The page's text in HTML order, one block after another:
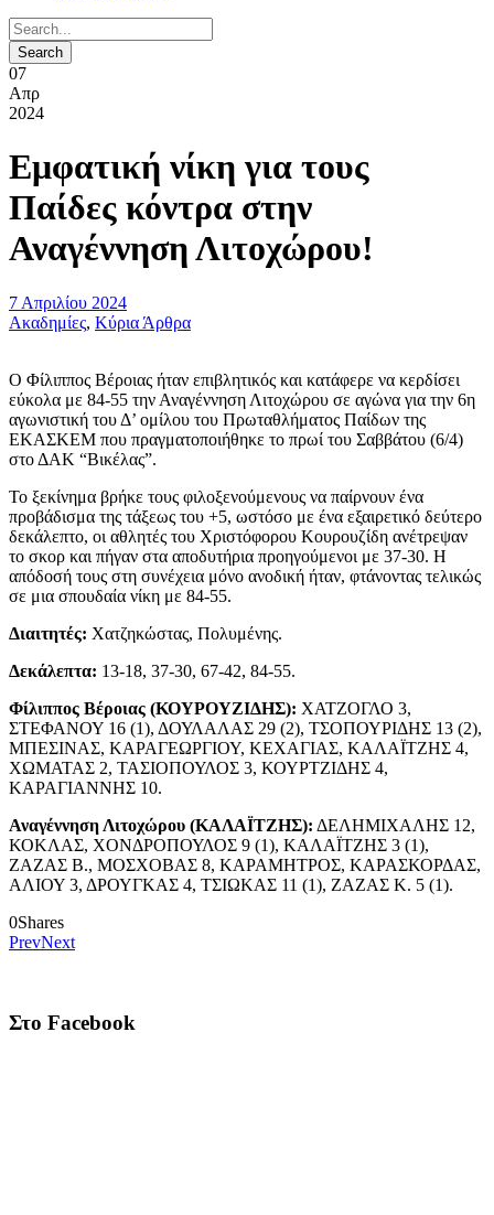
07
Απρ
2024
Εμφατική νίκη για τους
Παίδες κόντρα στην
Αναγέννηση Λιτοχώρου!
7 Απριλίου 2024
Ακαδημίες, Κύρια Άρθρα
Ο Φίλιππος Βέροιας ήταν επιβλητικός και κατάφερε να κερδίσει
εύκολα με 84-55 την Αναγέννηση Λιτοχώρου σε αγώνα για την 6η
αγωνιστική του Δ’ ομίλου του Πρωταθλήματος Παίδων της
ΕΚΑΣΚΕΜ που πραγματοποιήθηκε το πρωί του Σαββάτου (6/4)
στο ΔΑΚ “Βικέλας”.
Το ξεκίνημα βρήκε τους φιλοξενούμενους να παίρνουν ένα
προβάδισμα της τάξεως του +5, ωστόσο με ένα εξαιρετικό δεύτερο
δεκάλεπτο, οι αθλητές του Χριστόφορου Κουρουζίδη ανέτρεψαν
το σκορ και πήγαν στα αποδυτήρια προηγούμενοι με 37-30. Η
απόδοσή τους στη συνέχεια μόνο ανοδική ήταν, φτάνοντας τελικώς
σε μια σπουδαία νίκη με 84-55.
Διαιτητές: Χατζηκώστας, Πολυμένης.
Δεκάλεπτα: 13-18, 37-30, 67-42, 84-55.
Φίλιππος Βέροιας (ΚΟΥΡΟΥΖΙΔΗΣ): ΧΑΤΖΟΓΛΟ 3,
ΣΤΕΦΑΝΟΥ 16 (1), ΔΟΥΛΑΛΑΣ 29 (2), ΤΣΟΠΟΥΡΙΔΗΣ 13 (2),
ΜΠΕΣΙΝΑΣ, ΚΑΡΑΓΕΩΡΓΙΟΥ, ΚΕΧΑΓΙΑΣ, ΚΑΛΑΪΤΖΗΣ 4,
ΧΩΜΑΤΑΣ 2, ΤΑΣΙΟΠΟΥΛΟΣ 3, ΚΟΥΡΤΖΙΔΗΣ 4,
ΚΑΡΑΓΙΑΝΝΗΣ 10.
Αναγέννηση Λιτοχώρου (ΚΑΛΑΪΤΖΗΣ): ΔΕΛΗΜΙΧΑΛΗΣ 12,
ΚΟΚΛΑΣ, ΧΟΝΔΡΟΠΟΥΛΟΣ 9 (1), ΚΑΛΑΪΤΖΗΣ 3 (1),
ΖΑΖΑΣ Β., ΜΟΣΧΟΒΑΣ 8, ΚΑΡΑΜΗΤΡΟΣ, ΚΑΡΑΣΚΟΡΔΑΣ,
ΑΛΙΟΥ 3, ΔΡΟΥΓΚΑΣ 4, ΤΣΙΩΚΑΣ 11 (1), ΖΑΖΑΣ Κ. 5 (1).
0Shares
PrevNext
Στο Facebook